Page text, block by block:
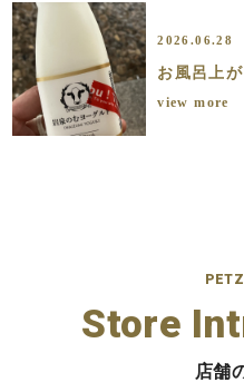
2026.06.28
お風呂上
view more
Store
店舗